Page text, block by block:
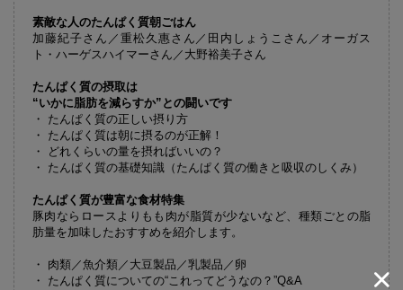
素敵な人のたんぱく質朝ごはん
加藤紀子さん／重松久惠さん／田内しょうこさん／オーガス
ト・ハーゲスハイマーさん／大野裕美子さん
たんぱく質の摂取は
“いかに脂肪を減らすか”との闘いです
・ たんぱく質の正しい摂り方
・ たんぱく質は朝に摂るのが正解！
・ どれくらいの量を摂ればいいの？
・ たんぱく質の基礎知識（たんぱく質の働きと吸収のしくみ）
たんぱく質が豊富な食材特集
豚肉ならロースよりもも肉が脂質が少ないなど、種類ごとの脂
肪量を加味したおすすめを紹介します。
・ 肉類／魚介類／大豆製品／乳製品／卵
・ たんぱく質についての“これってどうなの？”Q&A